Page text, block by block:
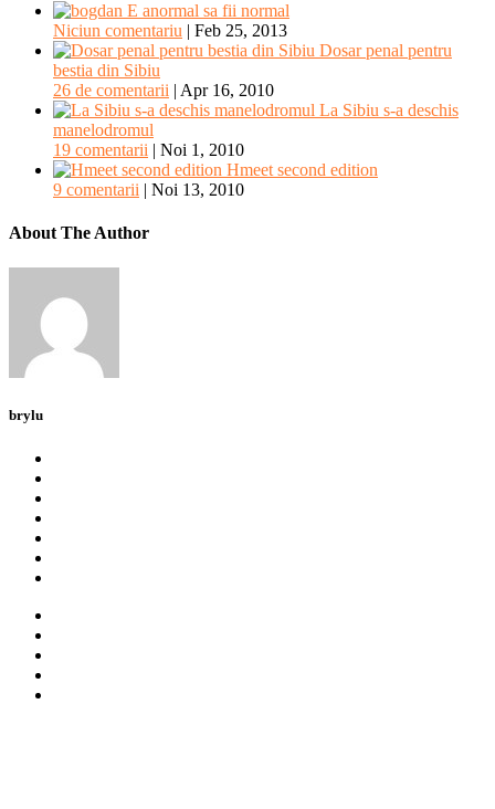
E anormal sa fii normal
Niciun comentariu | Feb 25, 2013
Dosar penal pentru
bestia din Sibiu
26 de comentarii | Apr 16, 2010
La Sibiu s-a deschis
manelodromul
19 comentarii | Noi 1, 2010
Hmeet second edition
9 comentarii | Noi 13, 2010
About The Author
brylu